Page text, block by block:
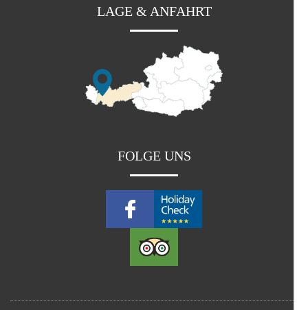
LAGE & ANFAHRT
FOLGE UNS